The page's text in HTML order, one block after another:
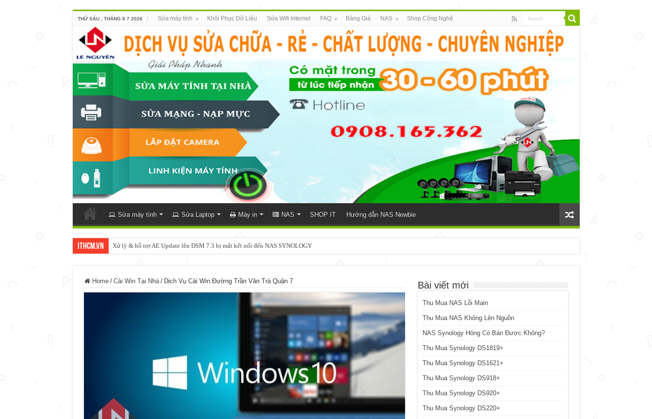
THỨ SÁU , THÁNG 8 7 2026 Sửa máy tính Khôi Phục Dữ Liệu Sửa Wifi Internet FAQ Bảng Giá NAS Shop Công Nghệ
Sửa máy tính Sửa Laptop Máy in NAS SHOP IT Hướng dẫn NAS Newbie
ItHCM.VN Xử lý & hỗ trợ AE Update lên DSM 7.3 bị mất kết nối đến NAS SYNOLOGY
NAS IO DATA N3160 2BAY 4BAY – chạy SYNOLOGY, OMV, CASA OS, TRUENAS, Made in Japan
Home / Cài Win Tại Nhà / Dịch Vụ Cài Win Đường Trần Văn Trà Quận 7 Bài viết mới
Thu Mua NAS Lỗi Main
Thu Mua NAS Không Lên Nguồn
NAS Synology Hỏng Có Bán Được Không?
Thu Mua Synology DS1819+
Thu Mua Synology DS1621+
Thu Mua Synology DS918+
Thu Mua Synology DS920+
Thu Mua Synology DS220+